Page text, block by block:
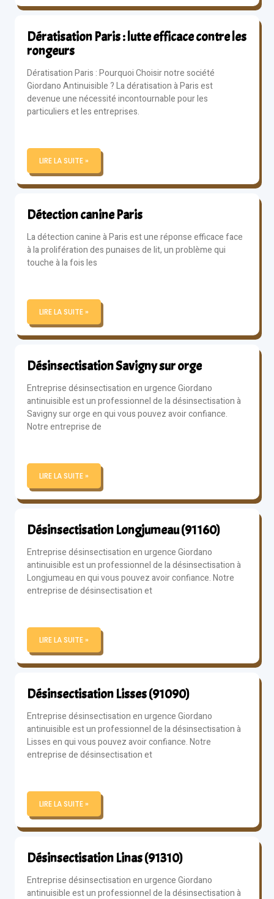
Dératisation Paris : lutte efficace contre les
rongeurs
Dératisation Paris : Pourquoi Choisir notre société
Giordano Antinuisible ? La dératisation à Paris est
devenue une nécessité incontournable pour les
particuliers et les entreprises.
LIRE LA SUITE »
Détection canine Paris
La détection canine à Paris est une réponse efficace face
à la prolifération des punaises de lit, un problème qui
touche à la fois les
LIRE LA SUITE »
Désinsectisation Savigny sur orge
Entreprise désinsectisation en urgence Giordano
antinuisible est un professionnel de la désinsectisation à
Savigny sur orge en qui vous pouvez avoir confiance.
Notre entreprise de
LIRE LA SUITE »
Désinsectisation Longjumeau (91160)
Entreprise désinsectisation en urgence Giordano
antinuisible est un professionnel de la désinsectisation à
Longjumeau en qui vous pouvez avoir confiance. Notre
entreprise de désinsectisation et
LIRE LA SUITE »
Désinsectisation Lisses (91090)
Entreprise désinsectisation en urgence Giordano
antinuisible est un professionnel de la désinsectisation à
Lisses en qui vous pouvez avoir confiance. Notre
entreprise de désinsectisation et
LIRE LA SUITE »
Désinsectisation Linas (91310)
Entreprise désinsectisation en urgence Giordano
antinuisible est un professionnel de la désinsectisation à